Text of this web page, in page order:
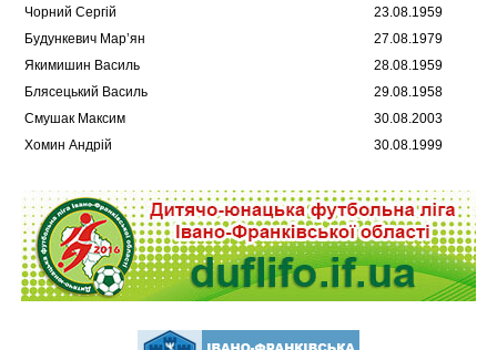
Чорний Сергій
23.08.1959
Будункевич Мар’ян
27.08.1979
Якимишин Василь
28.08.1959
Блясецький Василь
29.08.1958
Смушак Максим
30.08.2003
Хомин Андрій
30.08.1999